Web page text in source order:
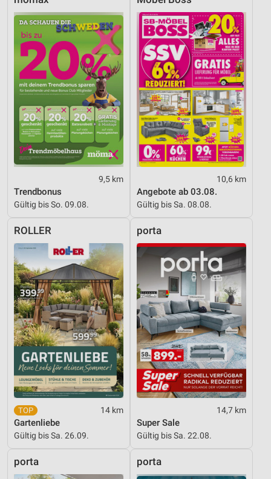
9,5 km
Trendbonus
Gültig bis So. 09.08.
10,6 km
Angebote ab 03.08.
Gültig bis Sa. 08.08.
ROLLER
14 km
Gartenliebe
Gültig bis Sa. 26.09.
porta
14,7 km
Super Sale
Gültig bis Sa. 22.08.
porta porta
Geräte anhand von aktiv angeforderten
Informationen identifizieren
Nicht-IAB-Verarbeitungszwecke:
Notwendig
Performance
Funktional
Werbung